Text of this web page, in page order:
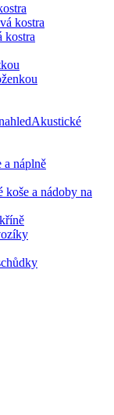
kostra
kostra
Akustické
a náplně
koše a nádoby na